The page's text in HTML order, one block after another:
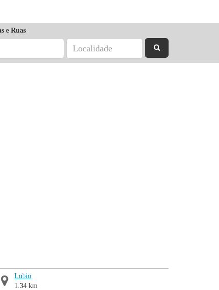
e Ruas
Lobio
1.34 km